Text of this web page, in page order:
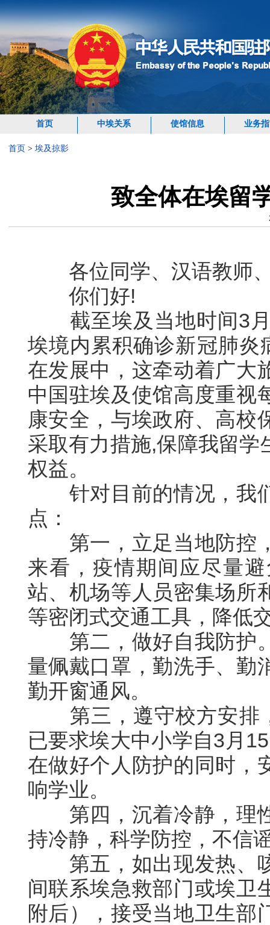
首页 中埃关系 使馆信息 业务
首页 > 埃及掠影
致全体在埃留
各位同学、汉语教师
你们好!
截至埃及当地时间3
埃境内累积确诊新冠肺炎
在发展中，这牵动着广大
中国驻埃及使馆高度重视
康安全，与埃政府、高校
采取有力措施,保障我留
权益。
针对目前的情况，我
点：
第一， 立足当地防控
来看，疫情期间应尽量
站、机场等人员密集场所
等密闭式交通工具，降低
第二，做好自我防护
量佩戴口罩，勤洗手、勤
勤开窗通风。
第三，遵守校方安排
已要求埃大中小学自3月
在做好个人防护的同时，
响学业。
第四，沉着冷静，理
持冷静，科学防控，不信
第五，如出现发热、
间联系埃急救部门或埃卫
附后），接受当地卫生部